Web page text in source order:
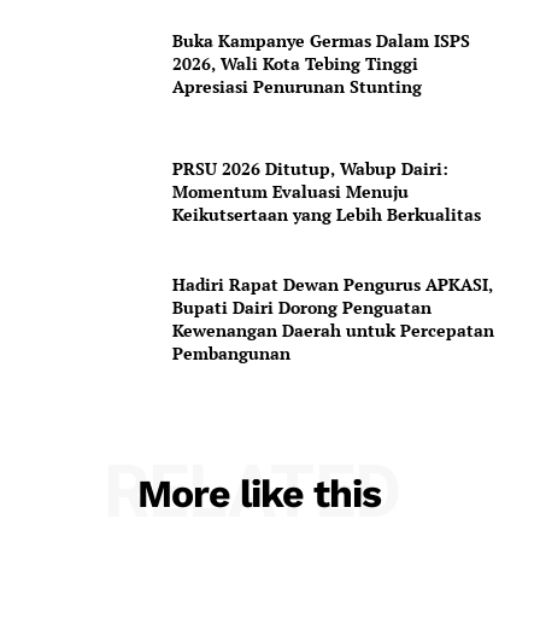
Buka Kampanye Germas Dalam ISPS
2026, Wali Kota Tebing Tinggi
Apresiasi Penurunan Stunting
PRSU 2026 Ditutup, Wabup Dairi:
Momentum Evaluasi Menuju
Keikutsertaan yang Lebih Berkualitas
Hadiri Rapat Dewan Pengurus APKASI,
Bupati Dairi Dorong Penguatan
Kewenangan Daerah untuk Percepatan
Pembangunan
More like this
RELATED